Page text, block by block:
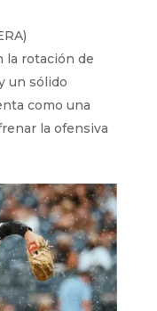
la rotación de
un sólido
como una
la ofensiva